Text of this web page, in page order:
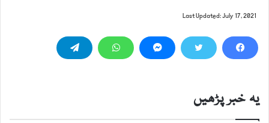
Last Updated: July 17, 2021
یہ خبر پڑھیں